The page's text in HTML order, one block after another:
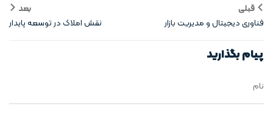
قبلی
فناوری‌ دیجیتال و مدیریت بازار
املاک
بعد
نقش املاک در توسعه پایدار
پیام بگذارید
نام